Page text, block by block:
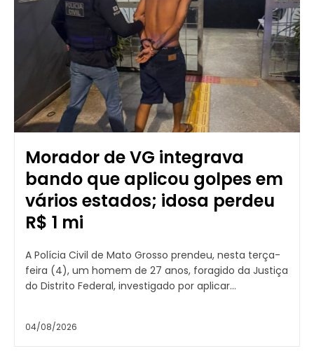
Morador de VG integrava
bando que aplicou golpes em
vários estados; idosa perdeu
R$ 1 mi
A Polícia Civil de Mato Grosso prendeu, nesta terça-
feira (4), um homem de 27 anos, foragido da Justiça
do Distrito Federal, investigado por aplicar...
04/08/2026